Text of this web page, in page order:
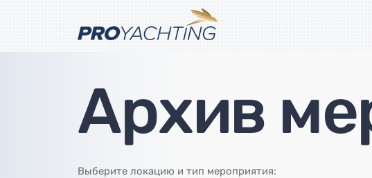
Архив
Выберите локацию и тип мероприятия: